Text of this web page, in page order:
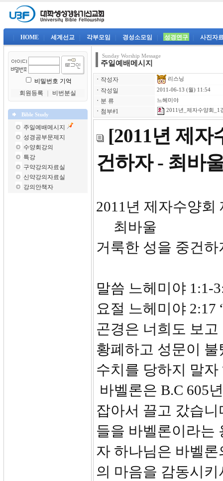
HOME 세계선교 각부모임 경성소모임 성경연구 사진자
비밀번호 기억
회원등록
비번분실
Bible Study
주일예배메시지
성경공부문제지
수양회강의
특강
구약강의자료실
신약강의자료실
강의안책자
Sunday Worship Message
주일예배메시지
ㆍ 작성자 리스닝
ㆍ 작성일 2011-06-13 (월) 11:54
ㆍ 분 류 느헤미야
ㆍ 첨부#1 2011년_제자수양회_1
[2011년 제자
건하자 - 최바
2011년
최바울
거룩한 성을 중건하
말씀 느헤미야 1:1-
요절 느헤미야
곤경은 너희도 보
황폐하고 성문이
수치를 당하지 말자
바벨론은 B.C 605
잡아서 끌고 갔습
들을 바벨론이라는
자 하나님은 바벨
의 마음을 감동시